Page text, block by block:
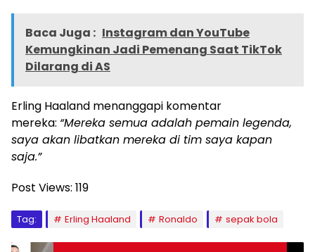
Baca Juga : Instagram dan YouTube
Kemungkinan Jadi Pemenang Saat TikTok
Dilarang di AS
Erling Haaland menanggapi komentar
mereka: “Mereka semua adalah pemain legenda,
saya akan libatkan mereka di tim saya kapan
saja.”
Post Views: 119
Tag: Erling Haaland Ronaldo sepak bola